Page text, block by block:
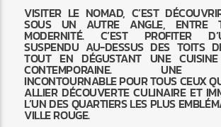
VISITER LE NOMAD, C’EST
SOUS UN AUTRE ANGLE, ENTRE
MODERNITÉ. C’EST PROFITER
SUSPENDU AU-DESSUS DES TOITS
TOUT EN DÉGUSTANT UNE
CONTEMPORAINE. UNE
INCONTOURNABLE POUR TOUS CEUX
ALLIER DÉCOUVERTE CULINAIRE ET
L’UN DES QUARTIERS LES PLUS
VILLE ROUGE.